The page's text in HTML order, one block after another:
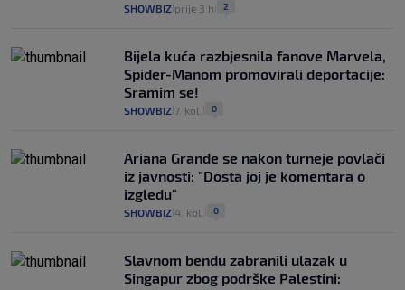
SHOWBIZ prije 3 h 2
Bijela kuća razbjesnila fanove Marvela,
Spider-Manom promovirali deportacije:
Sramim se!
SHOWBIZ 7. kol. 0
Ariana Grande se nakon turneje povlači
iz javnosti: "Dosta joj je komentara o
izgledu"
SHOWBIZ 4. kol. 0
Slavnom bendu zabranili ulazak u
Singapur zbog podrške Palestini: